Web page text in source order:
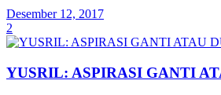
Desember 12, 2017
2
YUSRIL: ASPIRASI GANTI